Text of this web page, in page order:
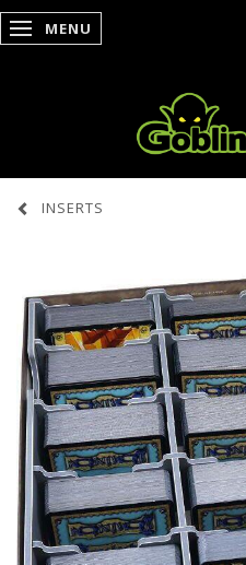
SKIFTE NAVIGATION
MENU
INSERTS